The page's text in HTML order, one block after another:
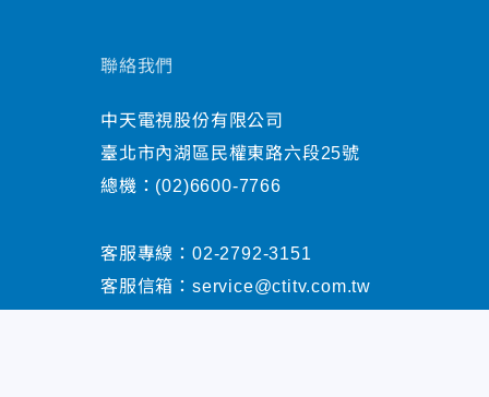
聯絡我們
中天電視股份有限公司
臺北市內湖區民權東路六段25號
總機： (02)6600-7766
客服專線： 02-2792-3151
客服信箱： service@ctitv.com.tw